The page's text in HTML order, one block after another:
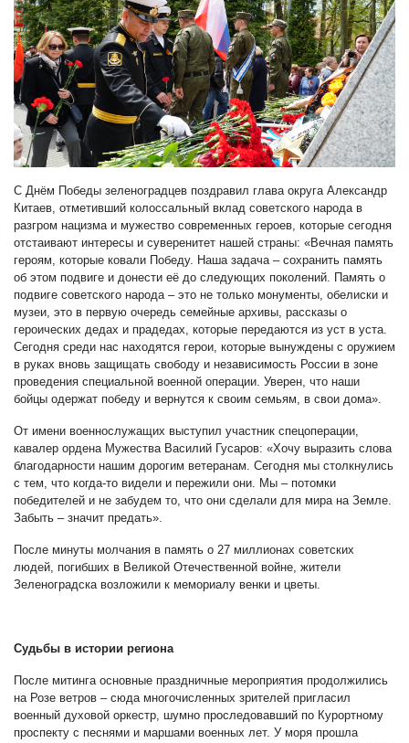
С Днём Победы зеленоградцев поздравил глава округа Александр
Китаев, отметивший колоссальный вклад советского народа в
разгром нацизма и мужество современных героев, которые сегодня
отстаивают интересы и суверенитет нашей страны: «Вечная память
героям, которые ковали Победу. Наша задача – сохранить память
об этом подвиге и донести её до следующих поколений. Память о
подвиге советского народа – это не только монументы, обелиски и
музеи, это в первую очередь семейные архивы, рассказы о
героических дедах и прадедах, которые передаются из уст в уста.
Сегодня среди нас находятся герои, которые вынуждены с оружием
в руках вновь защищать свободу и независимость России в зоне
проведения специальной военной операции. Уверен, что наши
бойцы одержат победу и вернутся к своим семьям, в свои дома».
От имени военнослужащих выступил участник спецоперации,
кавалер ордена Мужества Василий Гусаров: «Хочу выразить слова
благодарности нашим дорогим ветеранам. Сегодня мы столкнулись
с тем, что когда-то видели и пережили они. Мы – потомки
победителей и не забудем то, что они сделали для мира на Земле.
Забыть – значит предать».
После минуты молчания в память о 27 миллионах советских
людей, погибших в Великой Отечественной войне, жители
Зеленоградска возложили к мемориалу венки и цветы.
Судьбы в истории региона
После митинга основные праздничные мероприятия продолжились
на Розе ветров – сюда многочисленных зрителей пригласил
военный духовой оркестр, шумно проследовавший по Курортному
проспекту с песнями и маршами военных лет. У моря прошла